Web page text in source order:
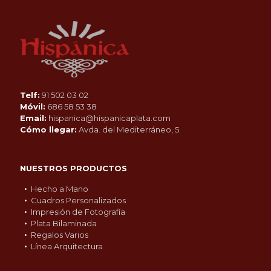
Telf: 91 502 03 02
Móvil: 686 58 53 38
Email: hispanica@hispanicaplata.com
Cómo llegar: Avda. del Mediterráneo, 5.
NUESTROS PRODUCTOS
Hecho a Mano
Cuadros Personalizados
Impresión de Fotografía
Plata Bilaminada
Regalos Varios
Línea Arquitectura